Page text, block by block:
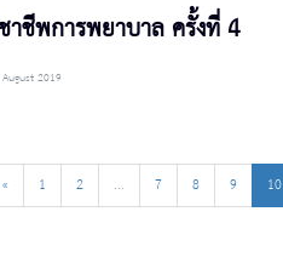
าชีพการพยาบาล ครั้งที่ 4
2019
« 1 2 ... 7 8 9 10